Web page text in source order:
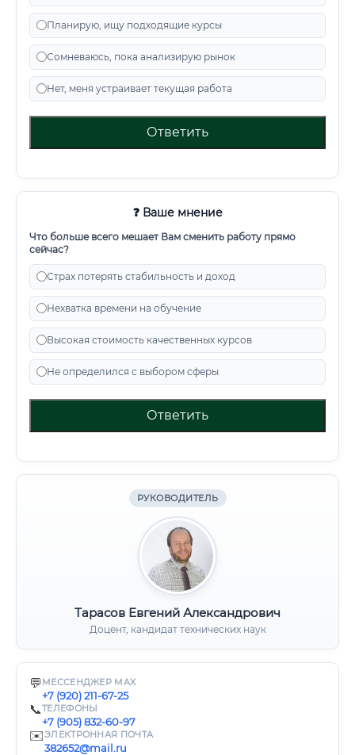
Планирую, ищу подходящие курсы
Сомневаюсь, пока анализирую рынок
Нет, меня устраивает текущая работа
Ответить
❓ Ваше мнение
Что больше всего мешает Вам сменить работу прямо
сейчас?
Страх потерять стабильность и доход
Нехватка времени на обучение
Высокая стоимость качественных курсов
Не определился с выбором сферы
Ответить
РУКОВОДИТЕЛЬ
Тарасов Евгений Александрович
Доцент, кандидат технических наук
💬 МЕССЕНДЖЕР MAX
+7 (920) 211-67-25
📞ТЕЛЕФОНЫ
+7 (905) 832-60-97
✉️ЭЛЕКТРОННАЯ ПОЧТА
382652@mail.ru